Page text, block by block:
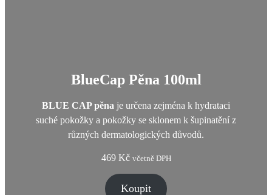
BlueCap Pěna 100ml
BLUE CAP pěna je určena zejména k hydrataci
suché pokožky a pokožky se sklonem k šupinatění z
různých dermatologických důvodů.
469 Kč včetně DPH
Koupit